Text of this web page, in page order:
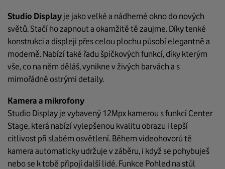
Studio Display je jako velké a nádherné okno do nových
světů. Stačí ho zapnout a okamžitě tě zaujme. Díky tenké
konstrukci a displeji přes celou plochu působí elegantně a
moderně. Nabízí také řadu špičkových funkcí, díky kterým
vše, co na něm děláš, vynikne v živých barvách a s
mimořádně ostrými detaily.
Kamera a mikrofony
Studio Display je vybavený 12Mpx kamerou s funkcí Center
Stage, která nabízí vylepšenou kvalitu obrazu i lepší
citlivost při slabém osvětlení. Během videohovorů tě
kamera automaticky udržuje v záběru, i když se pohybuješ
nebo se k tobě připojí další lidé. Funkce Pohled na stůl